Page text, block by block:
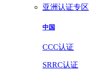
亚洲认证专区
中国
CCC认证
SRRC认证